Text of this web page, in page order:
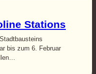
Stations
bis zum 6. Februar